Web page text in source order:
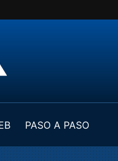
PASO A PASO